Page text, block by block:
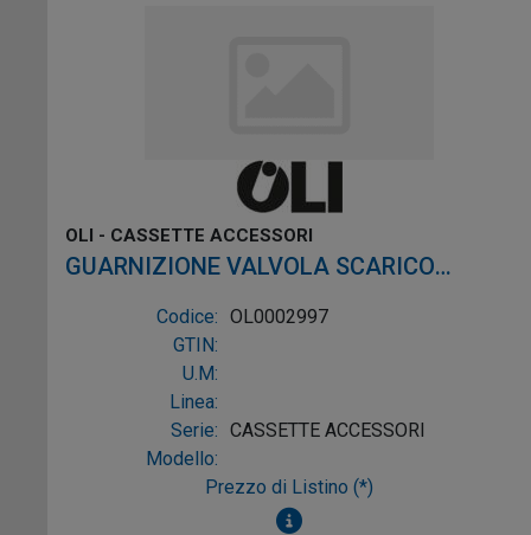
OLI - CASSETTE ACCESSORI
GUARNIZIONE VALVOLA SCARICO
HAPPY/GIADA/PERLA (10 PEZZI)
Codice: OL0002997
GTIN:
U.M:
Linea:
Serie: CASSETTE ACCESSORI
Modello:
Prezzo di Listino (*)